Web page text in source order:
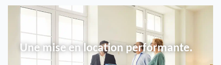
Une mise en location performante.